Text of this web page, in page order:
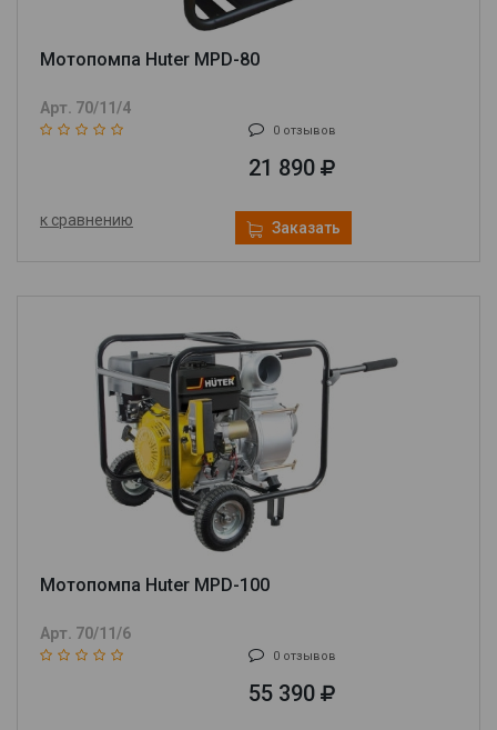
Мотопомпа Huter MPD-80
Арт. 70/11/4
0 отзывов
21 890
к сравнению Заказать
Мотопомпа Huter MPD-100
Арт. 70/11/6
0 отзывов
55 390